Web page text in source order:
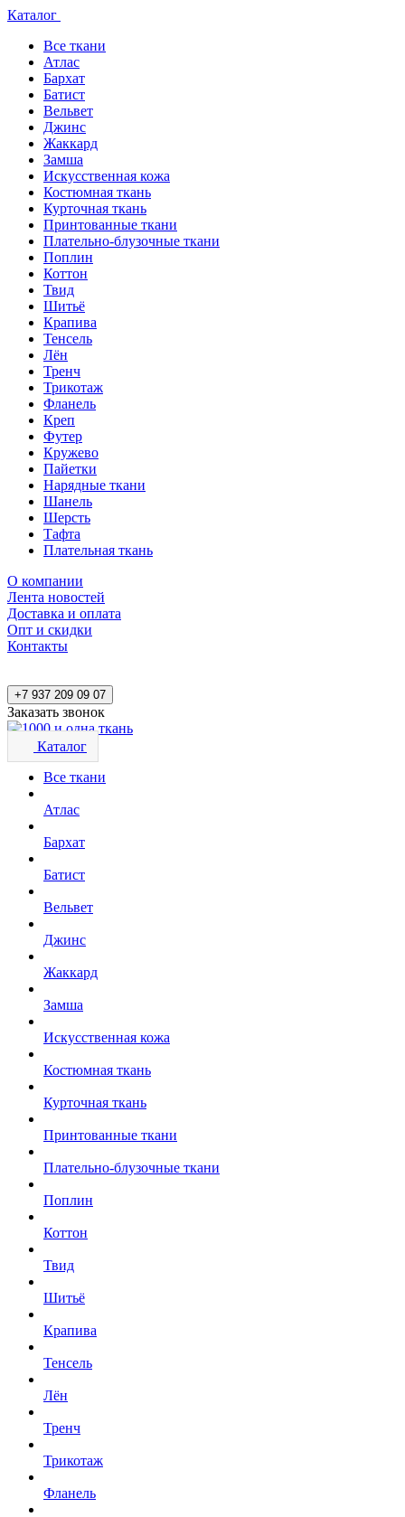
Каталог
Все ткани
Атлас
Бархат
Батист
Вельвет
Джинс
Жаккард
Замша
Искусственная кожа
Костюмная ткань
Курточная ткань
Принтованные ткани
Плательно-блузочные ткани
Поплин
Коттон
Твид
Шитьё
Крапива
Тенсель
Лён
Тренч
Трикотаж
Фланель
Креп
Футер
Кружево
Пайетки
Нарядные ткани
Шанель
Шерсть
Тафта
Плательная ткань
О компании
Лента новостей
Доставка и оплата
Опт и скидки
Контакты
+7 937 209 09 07
Заказать звонок
Каталог
Все ткани
Атлас
Бархат
Батист
Вельвет
Джинс
Жаккард
Замша
Искусственная кожа
Костюмная ткань
Курточная ткань
Принтованные ткани
Плательно-блузочные ткани
Поплин
Коттон
Твид
Шитьё
Крапива
Тенсель
Лён
Тренч
Трикотаж
Фланель